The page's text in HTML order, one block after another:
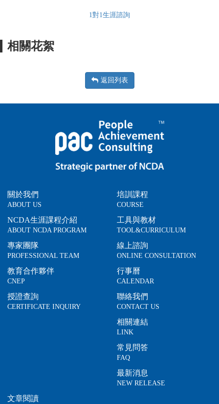
1對1生涯諮詢
相關花絮
返回列表
關於我們
ABOUT US
NCDA生涯課程介紹
ABOUT NCDA PROGRAM
專家團隊
PROFESSIONAL TEAM
教育合作夥伴
CNEP
授證查詢
CERTIFICATE INQUIRY
培訓課程
COURSE
工具與教材
TOOL&CURRICULUM
線上諮詢
ONLINE CONSULTATION
行事曆
CALENDAR
聯絡我們
CONTACT US
相關連結
LINK
常見問答
FAQ
最新消息
NEW RELEASE
文章閱讀